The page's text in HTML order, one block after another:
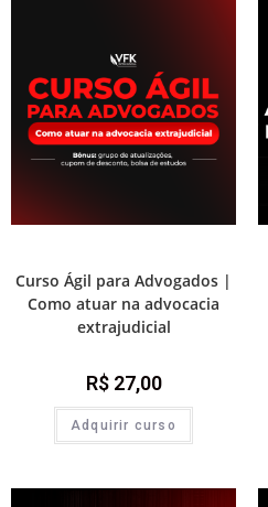
Curso Ágil para Advogados |
Como atuar na advocacia
extrajudicial
R$27,00
Adquirir curso